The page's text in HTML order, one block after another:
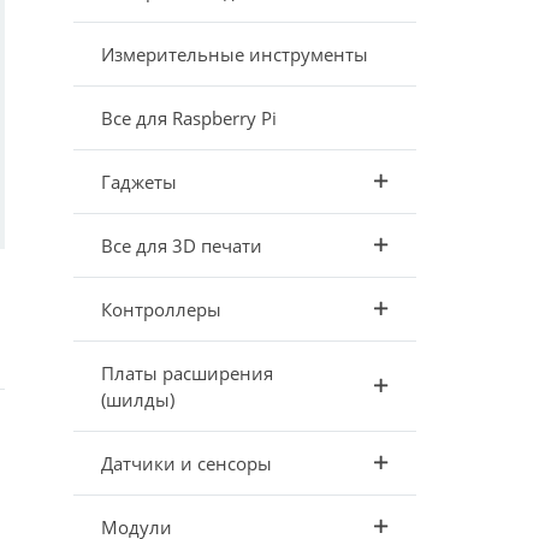
Измерительные инструменты
Все для Raspberry Pi
Гаджеты
Все для 3D печати
Контроллеры
Платы расширения
(шилды)
Датчики и сенсоры
Модули